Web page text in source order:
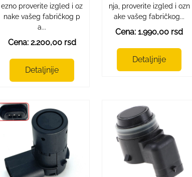
ezno proverite izgled i oz
nake vašeg fabričkog p
a...
Cena: 2.200,00 rsd
Detaljnije
nja, proverite izgled i ozn
ake vašeg fabričkog...
Cena: 1.990,00 rsd
Detaljnije